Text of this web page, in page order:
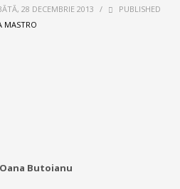
28 DECEMBRIE 2013 /
PUBLISHED
MASTRO
Oana Butoianu